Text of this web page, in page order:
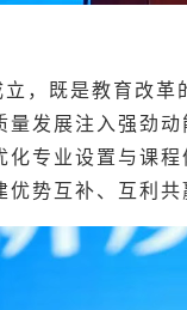
，既是教育改
发展注入强劲
专业设置与课
势互补、互利共